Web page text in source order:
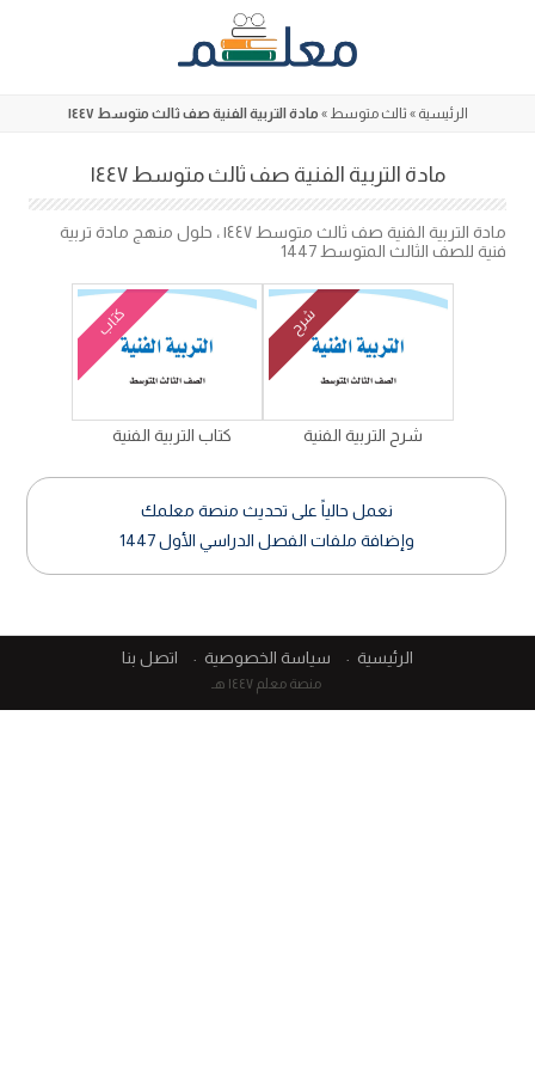
الرئيسية » ثالث متوسط » مادة التربية الفنية صف ثالث متوسط ١٤٤٧
مادة التربية الفنية صف ثالث متوسط ١٤٤٧
مادة التربية الفنية صف ثالث متوسط ١٤٤٧ ، حلول منهج مادة تربية
فنية للصف الثالث المتوسط 1447
شرح
شرح التربية الفنية
كتاب
كتاب التربية الفنية
نعمل حالياً على تحديث منصة معلمك
وإضافة ملفات الفصل الدراسي الأول 1447
الرئيسية سياسة الخصوصية اتصل بنا
منصة معلم ١٤٤٧ هـ